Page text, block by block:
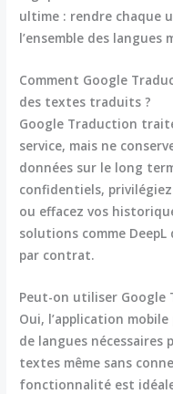
ultime : rendre chaque
l’ensemble des langues
Comment Google
des textes traduits ?
Google Traduction
service, mais ne
données sur le long
confidentiels,
ou effacez vos
solutions comme
par contrat.
Peut-on utiliser Google
Oui, l’application
de langues
textes même sans
fonctionnalité est